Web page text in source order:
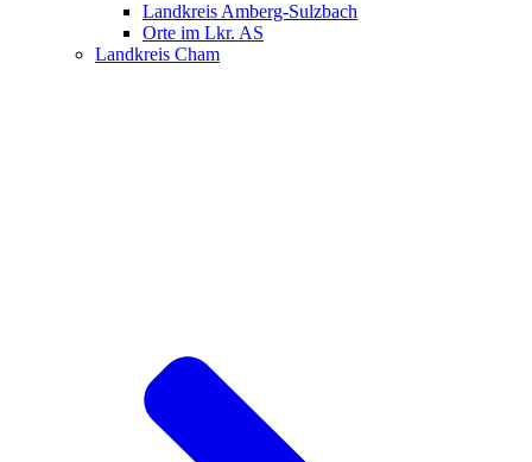
Landkreis Amberg-Sulzbach
Orte im Lkr. AS
Landkreis Cham